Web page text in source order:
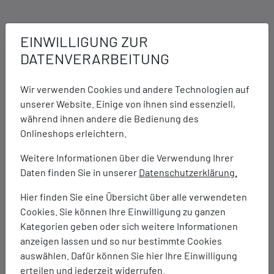
EINWILLIGUNG ZUR
DATENVERARBEITUNG
Wir verwenden Cookies und andere Technologien auf
unserer Website. Einige von ihnen sind essenziell,
während ihnen andere die Bedienung des
Onlineshops erleichtern.
Weitere Informationen über die Verwendung Ihrer
Daten finden Sie in unserer Datenschutzerklärung.
Hier finden Sie eine Übersicht über alle verwendeten
Cookies. Sie können Ihre Einwilligung zu ganzen
Kategorien geben oder sich weitere Informationen
anzeigen lassen und so nur bestimmte Cookies
auswählen. Dafür können Sie hier Ihre Einwilligung
erteilen und jederzeit widerrufen.
Ausstattung:
Obermaterial aus Synthetik und Mesh
Schnürsenkel aus 100% recyceltem Material
Material
Herausnehmbare EVA-Schaum-Einlegesohle aus 50%
recyceltem Material
Cleansport NXT-behandelt für natürliche
Geruchskontrolle
Fußbettbezug aus 100% recyceltem Mesh
optimale Bodenhaftung
FloatPro+ Supercritical Foam-Mittelsohle für leichten
und reaktionsfreudigen Komfort, der lange anhält.
Vibram XS Trek Evo Außensohle für optimale Traktion
und Flexibilität auf nassen Oberflächen